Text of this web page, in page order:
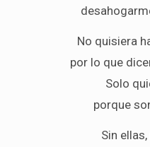
No quisiera
por lo que
Solo
porque
Sin